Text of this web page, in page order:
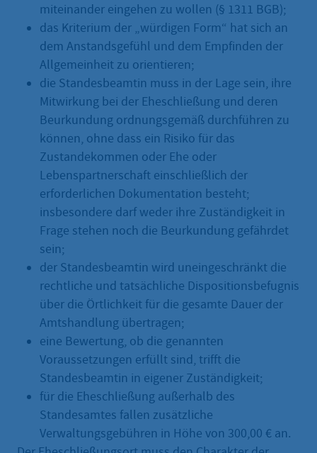
miteinander eingehen zu wollen (§ 1311 BGB);
das Kriterium der „würdigen Form“ hat sich an
dem Anstandsgefühl und dem Empfinden der
Allgemeinheit zu orientieren;
die Standesbeamtin muss in der Lage sein, ihre
Mitwirkung bei der Eheschließung und deren
Beurkundung ordnungsgemäß durchführen zu
können, ohne dass ein Risiko für das
Zustandekommen oder Ehe oder
Lebenspartnerschaft einschließlich der
erforderlichen Dokumentation besteht;
insbesondere darf weder ihre Zuständigkeit in
Frage stehen noch die Beurkundung gefährdet
sein;
der Standesbeamtin wird uneingeschränkt die
rechtliche und tatsächliche Dispositionsbefugnis
über die Örtlichkeit für die gesamte Dauer der
Amtshandlung übertragen;
eine Bewertung, ob die genannten
Voraussetzungen erfüllt sind, trifft die
Standesbeamtin in eigener Zuständigkeit;
für die Eheschließung außerhalb des
Standesamtes fallen zusätzliche
Verwaltungsgebühren in Höhe von 300,00 € an.